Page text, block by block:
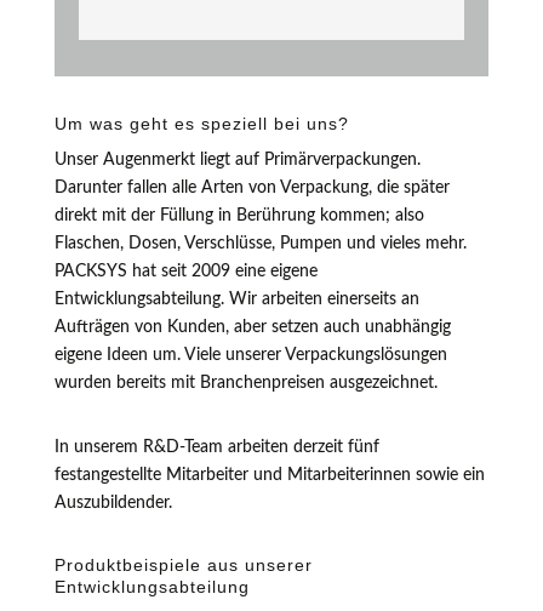
Um was geht es speziell bei uns?
Unser Augenmerkt liegt auf Primärverpackungen.
Darunter fallen alle Arten von Verpackung, die später
direkt mit der Füllung in Berührung kommen; also
Flaschen, Dosen, Verschlüsse, Pumpen und vieles mehr.
PACKSYS hat seit 2009 eine eigene
Entwicklungsabteilung. Wir arbeiten einerseits an
Aufträgen von Kunden, aber setzen auch unabhängig
eigene Ideen um. Viele unserer Verpackungslösungen
wurden bereits mit Branchenpreisen ausgezeichnet.
In unserem R&D-Team arbeiten derzeit fünf
festangestellte Mitarbeiter und Mitarbeiterinnen sowie ein
Auszubildender.
Produktbeispiele aus unserer
Entwicklungsabteilung